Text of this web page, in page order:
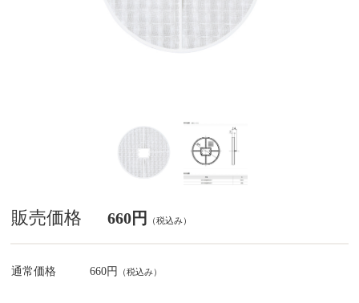
販売価格 660円 （税込み）
通常価格 660円 （税込み）